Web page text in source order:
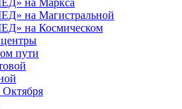
на Магистральной
на Космическом
пути
Октября